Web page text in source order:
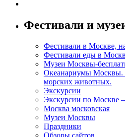
Фестивали и
Фестивали в Москве,
Фестивали еды в
Музеи Москвы-
Океанариумы Москвы.
морских животных.
Экскурсии
Экскурсии по Москве
Москва московская
Музеи Москвы
Праздники
Обзоры сайтов